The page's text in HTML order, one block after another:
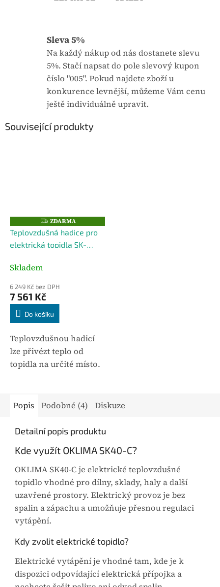
Sleva 5%
Na každý nákup od nás dostanete slevu
5%. Stačí napsat do pole slevový kupon
číslo "005". Pokud najdete zboží u
konkurence levnější, můžeme Vám cenu
ještě individuálně upravit.
Související produkty
Z
D
A
R
M
ZDARMA
Teplovzdušná hadice pro
elektrická topidla SK-
Skladem
6 249 Kč bez DPH
7 561 Kč
Do košíku
Teplovzdušnou hadicí
lze přivézt teplo od
topidla na určité místo.
02AC562 je určena pro
a SK60. V případě...
Popis Podobné (4) Diskuze
Detailní popis produktu
Kde využít OKLIMA SK40-C?
OKLIMA SK40-C je elektrické teplovzdušné
topidlo vhodné pro dílny, sklady, haly a další
uzavřené prostory. Elektrický provoz je bez
spalin a zápachu a umožňuje přesnou regulaci
vytápění.
Kdy zvolit elektrické topidlo?
Elektrické vytápění je vhodné tam, kde je k
dispozici odpovídající elektrická přípojka a